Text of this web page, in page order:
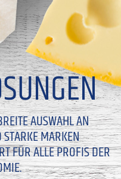
AUSWAHL AN
MARKEN
FÜR ALLE PROFIS DER